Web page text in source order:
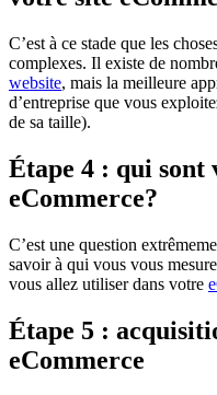
C’est à ce stade que les
complexes. Il existe de
website, mais la meilleure
d’entreprise que vous
de sa taille).
Étape 4 : qui sont
eCommerce?
C’est une question
savoir à qui vous vous
vous allez utiliser dans votre
Étape 5 :
eCommerce